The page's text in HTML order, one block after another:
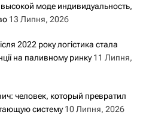
моде индивидуальность,
13 Липня, 2026
2022 року логістика стала
на паливному ринку 11 Липня,
человек, который превратил
систему 10 Липня, 2026